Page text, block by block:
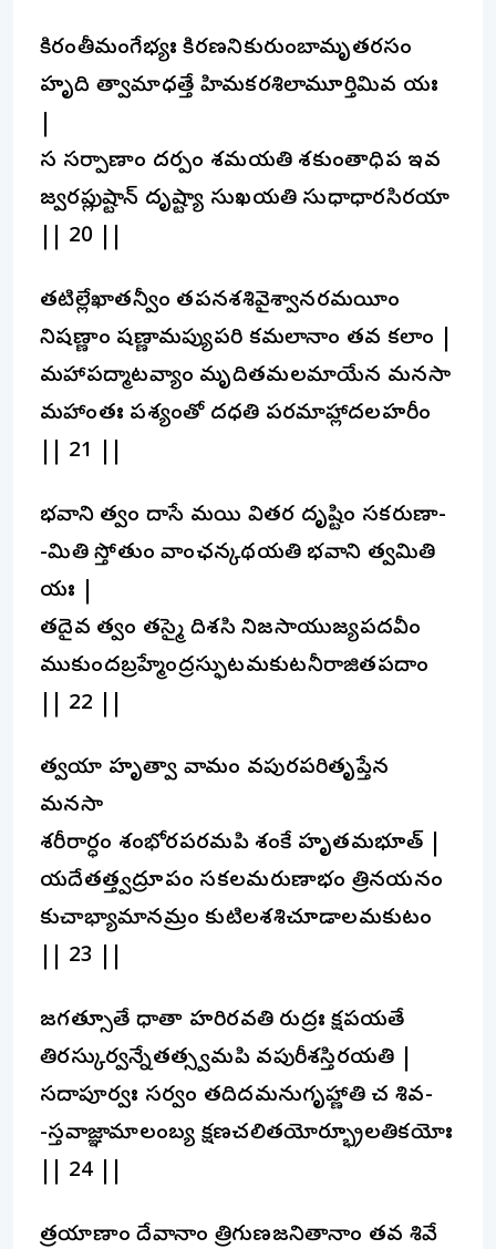
కిరంతీమంగేభ్యః కిరణనికురుంబామృతరసం
హృది త్వామాధత్తే హిమకరశిలామూర్తిమివ యః
స సర్పాణాం దర్పం శమయతి శకుంతాధిప ఇవ
జ్వరప్లుష్టాన్ దృష్ట్యా సుఖయతి సుధాధారసిరయా
|| 20 ||
తటిల్లేఖాతన్వీం తపనశశివైశ్వానరమయీం
నిషణ్ణాం షణ్ణామప్యుపరి కమలానాం తవ కలాం |
మహాపద్మాటవ్యాం మృదితమలమాయేన మనసా
మహాంతః పశ్యంతో దధతి పరమాహ్లాదలహరీం
|| 21 ||
భవాని త్వం దాసే మయి వితర దృష్టిం సకరుణా-
-మితి స్తోతుం వాంఛన్కథయతి భవాని త్వమితి
యః |
తదైవ త్వం తస్మై దిశసి నిజసాయుజ్యపదవీం
ముకుందబ్రహ్మేంద్రస్ఫుటమకుటనీరాజితపదాం
|| 22 ||
త్వయా హృత్వా వామం వపురపరితృప్తేన
మనసా
శరీరార్ధం శంభోరపరమపి శంకే హృతమభూత్ |
యదేతత్త్వద్రూపం సకలమరుణాభం త్రినయనం
కుచాభ్యామానమ్రం కుటిలశశిచూడాలమకుటం
|| 23 ||
జగత్సూతే ధాతా హరిరవతి రుద్రః క్షపయతే
తిరస్కుర్వన్నేతత్స్వమపి వపురీశస్తిరయతి |
సదాపూర్వః సర్వం తదిదమనుగృహ్ణాతి చ శివ-
-స్తవాజ్ఞామాలంబ్య క్షణచలితయోర్భ్రూలతికయోః
|| 24 ||
త్రయాణాం దేవానాం త్రిగుణజనితానాం తవ శివే